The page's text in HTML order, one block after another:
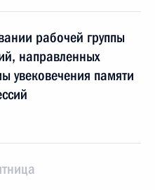
рабочей группы
направленных
увековечения памяти